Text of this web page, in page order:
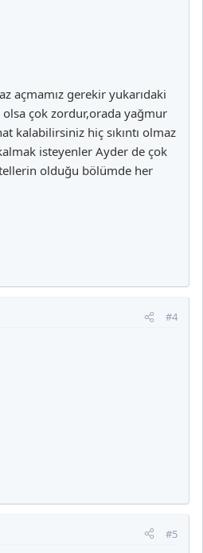
açmamız gerekir yukarıdaki
çok zordur,orada yağmur
kalabilirsiniz hiç sıkıntı olmaz
isteyenler Ayder de çok
olduğu bölümde her
#4
#5